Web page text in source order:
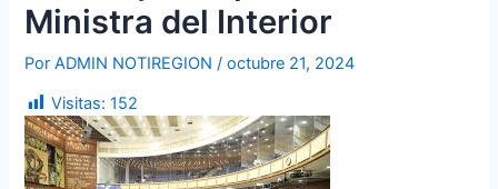
Ministra del Interior
PorADMIN NOTIREGION/octubre 21, 2024
Visitas: 152